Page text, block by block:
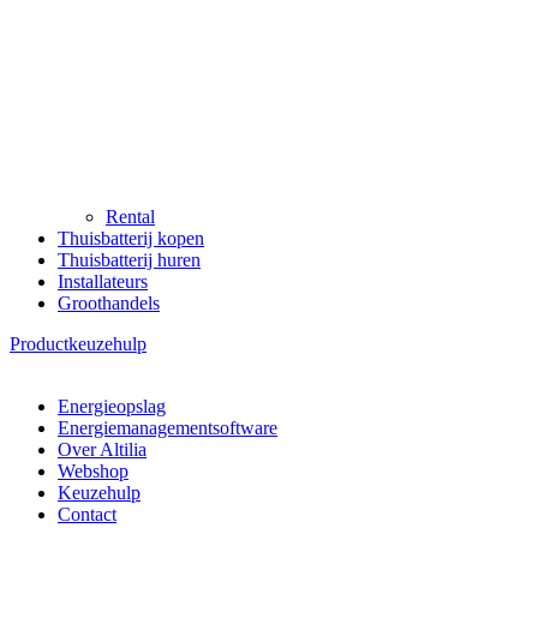
Rental
Thuisbatterij kopen
Thuisbatterij huren
Installateurs
Groothandels
Productkeuzehulp
Energieopslag
Energiemanagementsoftware
Over Altilia
Webshop
Keuzehulp
Contact